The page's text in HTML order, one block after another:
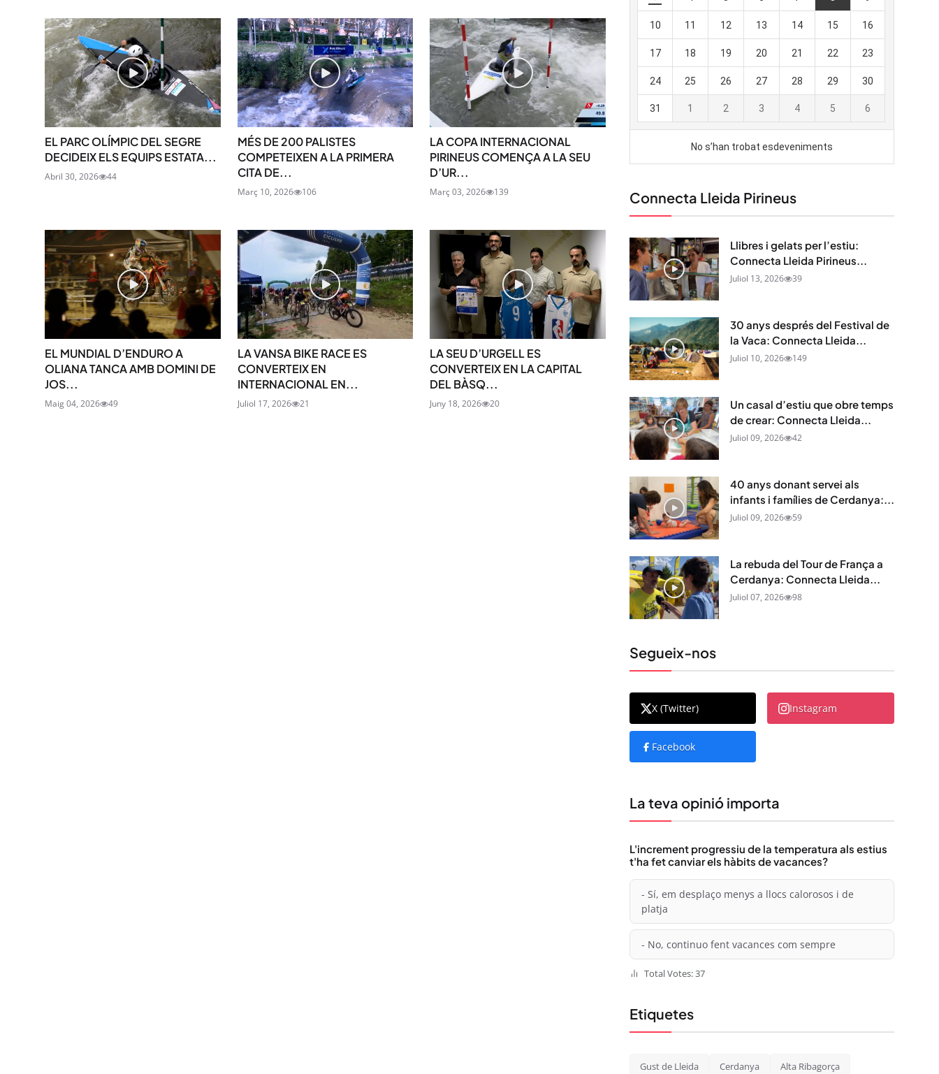
EL PARC OLÍMPIC DEL SEGRE
DECIDEIX ELS EQUIPS ESTATA...
Abril 30, 2026 44
MÉS DE 200 PALISTES
COMPETEIXEN A LA PRIMERA
CITA DE...
Març 10, 2026 106
LA COPA INTERNACIONAL
PIRINEUS COMENÇA A LA SEU
D’UR...
Març 03, 2026 139
EL MUNDIAL D’ENDURO A
OLIANA TANCA AMB DOMINI DE
JOS...
Maig 04, 2026 49
LA VANSA BIKE RACE ES
CONVERTEIX EN
INTERNACIONAL EN...
Juliol 17, 2026 21
LA SEU D’URGELL ES
CONVERTEIX EN LA CAPITAL
DEL BÀSQ...
Juny 18, 2026 20
Connecta Lleida Pirineus
Llibres i gelats per l’estiu:
Connecta Lleida Pirineus...
Juliol 13, 2026 39
30 anys després del Festival de
la Vaca: Connecta Lleida...
Juliol 10, 2026 149
Un casal d’estiu que obre temps
de crear: Connecta Lleida...
Juliol 09, 2026 42
40 anys donant servei als
infants i famílies de Cerdanya:...
Juliol 09, 2026 59
La rebuda del Tour de França a
Cerdanya: Connecta Lleida...
Juliol 07, 2026 98
Segueix-nos
X (Twitter) Instagram
Facebook
La teva opinió importa
L'increment progressiu de la temperatura als estius
t'ha fet canviar els hàbits de vacances?
- Sí, em desplaço menys a llocs calorosos i de
platja
- No, continuo fent vacances com sempre
Total Votes: 37
Etiquetes
Gust de Lleida Cerdanya Alta Ribagorça
STAY UPDATED
Uneix-te al nostre butlletí
Tota l’actualitat, seleccionada i enviada
directament al teu correu. Subscriu-te al nostre
butlletí i segueix la informació que importa.